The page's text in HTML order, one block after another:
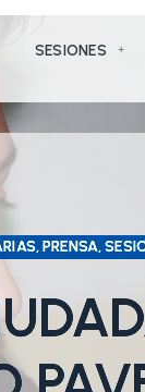
SESIONES
PRENSA,